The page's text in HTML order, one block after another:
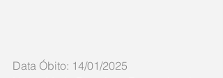
Data Óbito: 14/01/2025